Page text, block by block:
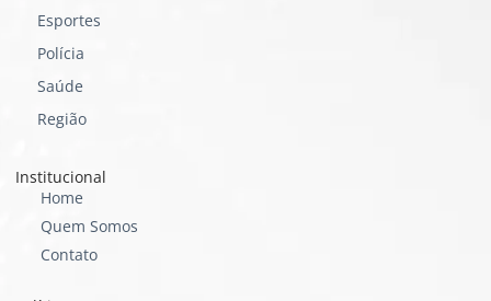
Esportes
Polícia
Saúde
Região
Institucional
Home
Quem Somos
Contato